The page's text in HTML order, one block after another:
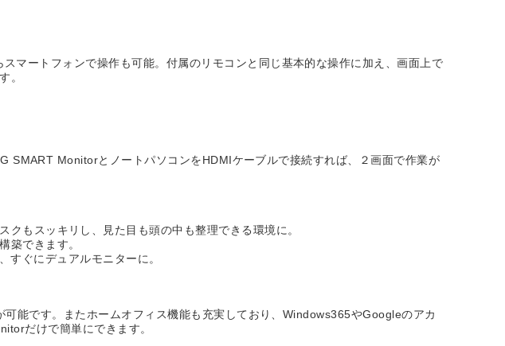
マートフォンで操作も可能。付属のリモコンと同じ基本的な操作に加え、画面上で
。
SMART MonitorとノートパソコンをHDMIケーブルで接続すれば、２画面で作業が
もスッキリし、見た目も頭の中も整理できる環境に。
築できます。
ぐにデュアルモニターに。
能です。またホームオフィス機能も充実しており、Windows365やGoogleのアカ
だけで簡単にできます。